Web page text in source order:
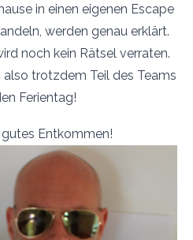
in einen eigenen Escape
werden genau erklärt.
noch kein Rätsel verraten.
trotzdem Teil des Teams
Ferientag!
gutes Entkommen!